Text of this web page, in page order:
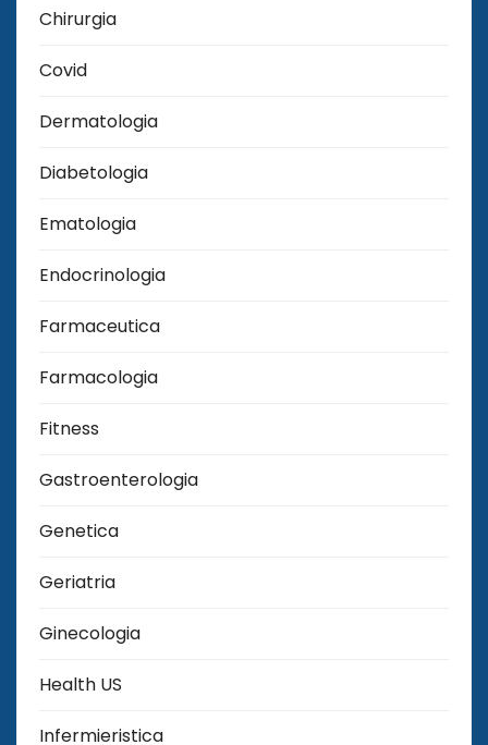
Chirurgia
Covid
Dermatologia
Diabetologia
Ematologia
Endocrinologia
Farmaceutica
Farmacologia
Fitness
Gastroenterologia
Genetica
Geriatria
Ginecologia
Health US
Infermieristica